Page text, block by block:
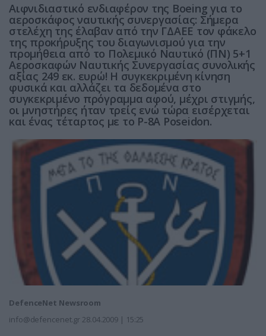
Αιφνιδιαστικό ενδιαφέρον της Boeing για το
αεροσκάφος ναυτικής συνεργασίας: Σήμερα
στελέχη της έλαβαν από την ΓΔΑΕΕ τον φάκελο
της προκήρυξης του διαγωνισμού για την
προμήθεια από το Πολεμικό Ναυτικό (ΠΝ) 5+1
Αεροσκαφών Ναυτικής Συνεργασίας συνολικής
αξίας 249 εκ. ευρώ! Η συγκεκριμένη κίνηση
φυσικά και αλλάζει τα δεδομένα στο
συγκεκριμένο πρόγραμμα αφού, μέχρι στιγμής,
οι μνηστήρες ήταν τρείς ενώ τώρα εισέρχεται
και ένας τέταρτος με το P-8A Poseidon.
DefenceNet Newsroom
info@defencenet.gr 28.04.2009 | 15:25